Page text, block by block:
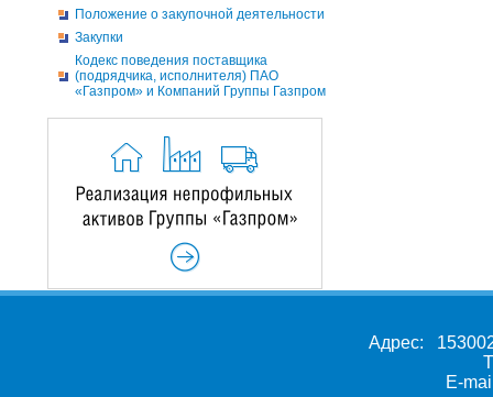
Положение о закупочной деятельности
Закупки
Кодекс поведения поставщика
(подрядчика, исполнителя) ПАО
«Газпром» и Компаний Группы Газпром
Адрес:
E-